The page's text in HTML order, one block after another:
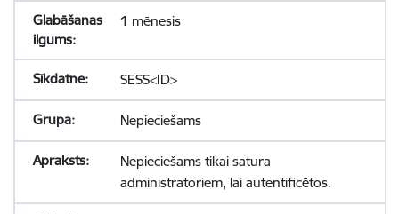
1 mēnesis
SESS<ID>
Nepieciešams
Nepieciešams tikai satura
administratoriem, lai autentificētos.